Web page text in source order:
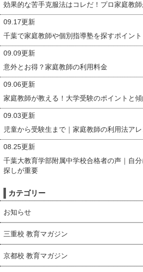
効果的な苦手克服法はコレだ！プロ家庭教
09.17更新
千葉で家庭教師や個別指導塾を探すポイント
09.09更新
意外とお得？家庭教師の利用料金
09.06更新
家庭教師が教える！大学受験のポイントと傾
09.03更新
児童から受験生まで｜家庭教師の利用法ア
08.25更新
千葉大教育学部附属中学校合格者の声｜自
探しが重要
カテゴリー
お知らせ
三重校 教育マガジン
京都校 教育マガジン